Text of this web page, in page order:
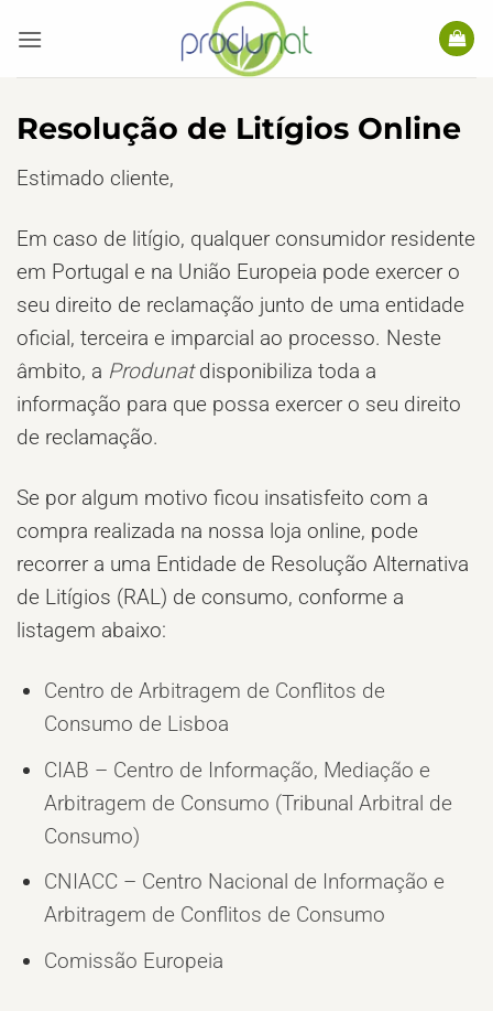
Resolução de Litígios Online
Estimado cliente,
Em caso de litígio, qualquer consumidor residente
em Portugal e na União Europeia pode exercer o
seu direito de reclamação junto de uma entidade
oficial, terceira e imparcial ao processo. Neste
âmbito, a Produnat disponibiliza toda a
informação para que possa exercer o seu direito
de reclamação.
Se por algum motivo ficou insatisfeito com a
compra realizada na nossa loja online, pode
recorrer a uma Entidade de Resolução Alternativa
de Litígios (RAL) de consumo, conforme a
listagem abaixo:
Centro de Arbitragem de Conflitos de
Consumo de Lisboa
CIAB – Centro de Informação, Mediação e
Arbitragem de Consumo (Tribunal Arbitral de
Consumo)
CNIACC – Centro Nacional de Informação e
Arbitragem de Conflitos de Consumo
Comissão Europeia